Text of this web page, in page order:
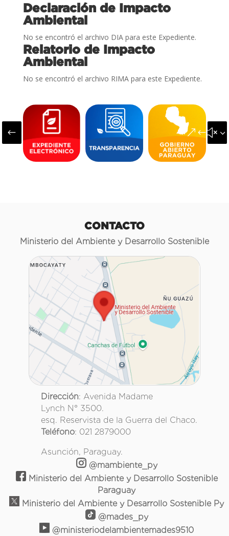
Declaración de Impacto
Ambiental
No se encontró el archivo DIA para este Expediente.
Relatorio de Impacto
Ambiental
No se encontró el archivo RIMA para este Expediente.
#
CONTACTO
Ministerio del Ambiente y Desarrollo Sostenible
Dirección: Avenida Madame
Lynch N° 3500.
esq. Reservista de la Guerra del Chaco.
Teléfono: 021 2879000
Asunción, Paraguay.
@mambiente_py
Ministerio del Ambiente y Desarrollo Sostenible
Paraguay
Ministerio del Ambiente y Desarrollo Sostenible Py
@mades_py
@ministeriodelambientemades9510